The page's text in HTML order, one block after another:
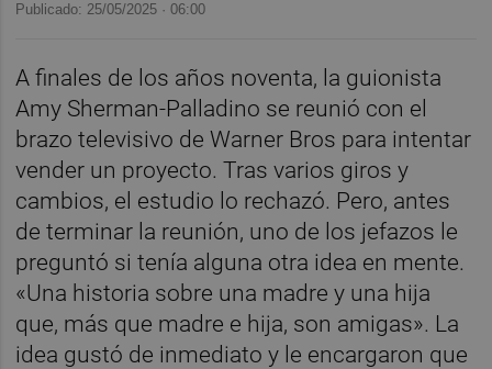
Publicado: 25/05/2025 ·06:00
A finales de los años noventa, la guionista
Amy Sherman-Palladino se reunió con el
brazo televisivo de Warner Bros para intentar
vender un proyecto. Tras varios giros y
cambios, el estudio lo rechazó. Pero, antes
de terminar la reunión, uno de los jefazos le
preguntó si tenía alguna otra idea en mente.
«Una historia sobre una madre y una hija
que, más que madre e hija, son amigas». La
idea gustó de inmediato y le encargaron que